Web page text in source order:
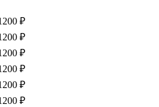
₽
₽
₽
₽
₽
₽